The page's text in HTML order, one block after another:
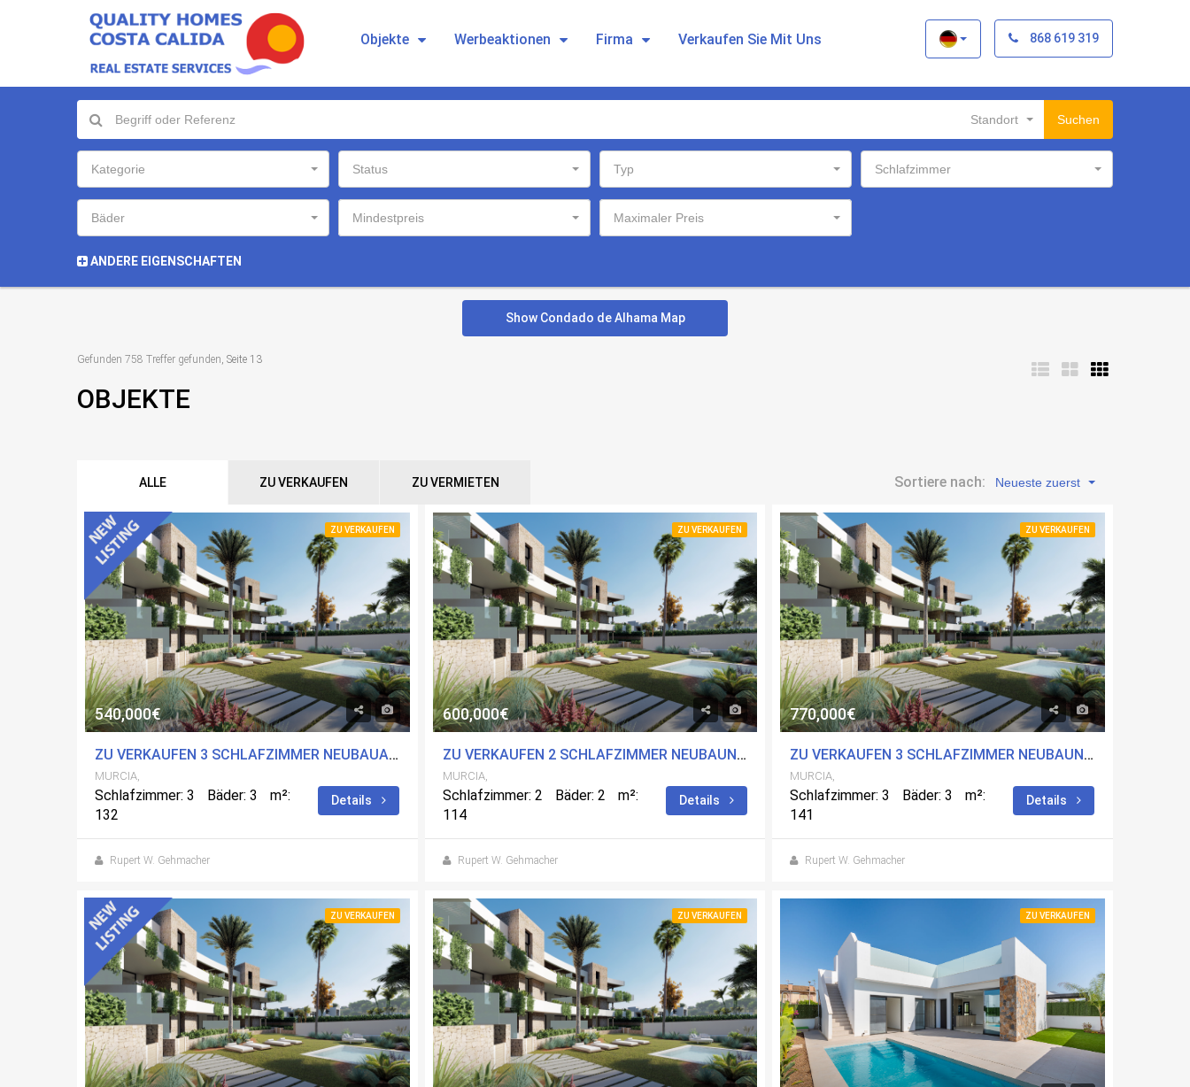
Objekte Werbeaktionen Firma Verkaufen Sie Mit Uns 868 619 319
Standort Suchen
Kategorie Status Typ Schlafzimmer
Bäder Mindestpreis Maximaler Preis
ANDERE EIGENSCHAFTEN
Show Condado de Alhama Map
Gefunden 758 Treffer gefunden, Seite 13
OBJEKTE
ALLE ZU VERKAUFEN ZU VERMIETEN Sortiere nach: Neueste zuerst
ZU VERKAUFEN
540,000€
ZU VERKAUFEN 3 SCHLAFZIMMER NEUBAUAPARTMENT IN CARTAGENA, MURCIA MIT POOL
MURCIA,
Schlafzimmer: 3 Bäder: 3
m²:
132
Details
Rupert W. Gehmacher
ZU VERKAUFEN
600,000€
ZU VERKAUFEN 2 SCHLAFZIMMER NEUBAUN-A IN CARTAGENA, MURCIA MIT POOL
MURCIA,
Schlafzimmer: 2 Bäder: 2
m²:
114
Details
Rupert W. Gehmacher
ZU VERKAUFEN
770,000€
ZU VERKAUFEN 3 SCHLAFZIMMER NEUBAUN-A IN CARTAGENA, MURCIA MIT POOL
MURCIA,
Schlafzimmer: 3 Bäder: 3
m²:
141
Details
Rupert W. Gehmacher
ZU VERKAUFEN ZU VERKAUFEN ZU VERKAUFEN